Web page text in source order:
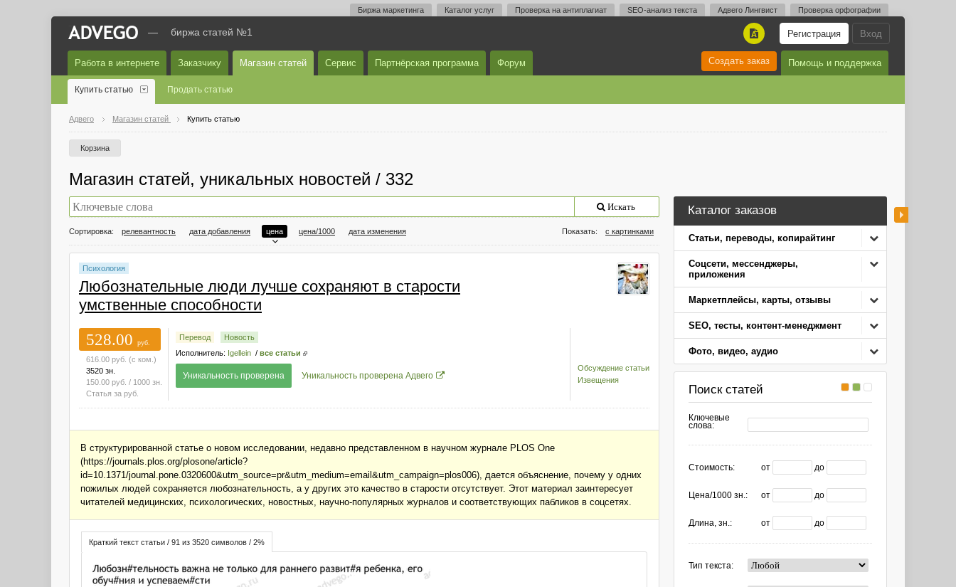
Биржа маркетинга Каталог услуг Проверка на антиплагиат SEO-анализ текста Адвего Лингвист Проверка орфографии
Вход
Регистрация
A
— биржа статей №1
Работа в интернете Заказчику Магазин статей Сервис Партнёрская программа Форум Помощь и поддержка
Создать заказ
Купить статью Продать статью
Адвего Магазин статей Купить статью
Корзина
Магазин статей, уникальных новостей / 332
Каталог заказов
Статьи, переводы, копирайтинг
Соцсети, мессенджеры,
приложения
Маркетплейсы, карты, отзывы
SEO, тесты, контент-менеджмент
Фото, видео, аудио
Поиск статей
Ключевые
слова:
Стоимость: от до
Цена/1000 зн.: от до
Длина, зн.: от до
Тип текста:
Искать
Показать: с картинками
Сортировка: релевантность дата добавления цена цена/1000 дата изменения
Психология
Любознательные люди лучше сохраняют в старости
умственные способности
528.00
руб.
616.00 руб. (с ком.)
3520 зн.
150.00 руб. / 1000 зн.
Статья за руб.
Перевод
Новость
Исполнитель: Igellein / все статьи
Уникальность проверена Уникальность проверена Адвего
Обсуждение статьи
Извещения
В структурированной статье о новом исследовании, недавно представленном в научном журнале PLOS One
(https://journals.plos.org/plosone/article?
id=10.1371/journal.pone.0320600&utm_source=pr&utm_medium=email&utm_campaign=plos006), дается объяснение, почему у одних
пожилых людей сохраняется любознательность, а у других это качество в старости отсутствует. Этот материал заинтересует
читателей медицинских, психологических, новостных, научно-популярных журналов и соответствующих пабликов в соцсетях.
Краткий текст статьи / 91 из 3520 символов / 2%